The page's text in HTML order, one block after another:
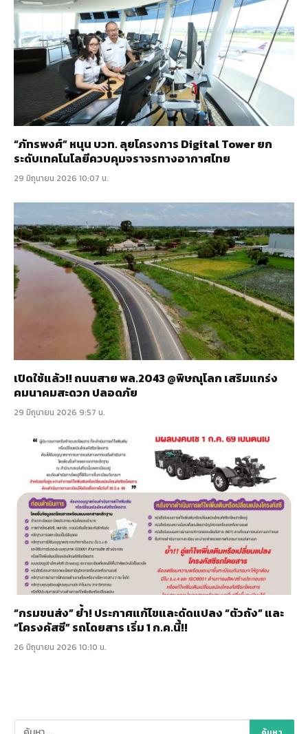
“ภัทรพงศ์” หนุน บวท. ลุยโครงการ Digital Tower ยก
ระดับเทคโนโลยีควบคุมจราจรทางอากาศไทย
29 มิถุนายน 2026 10:07 น.
เปิดใช้แล้ว!! ถนนสาย พล.2043 @พิษณุโลก เสริมแกร่ง
คมนาคมสะดวก ปลอดภัย
29 มิถุนายน 2026 9:57 น.
“กรมขนส่ง” ย้ำ! ประกาศแก้ไขและดัดแปลง “ตัวถัง” และ
“โครงคัสซี” รถโดยสาร เริ่ม 1 ก.ค.นี้!!
26 มิถุนายน 2026 10:10 น.